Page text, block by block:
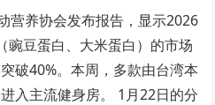
营养协会发布报告，显示2026
豌豆蛋白、大米蛋白）的市场
破40%。本周，多款由台湾本
入主流健身房。 1月22日的分